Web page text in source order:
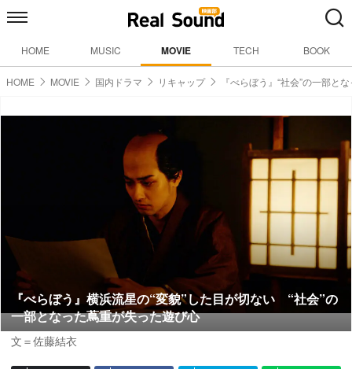
HOME MUSIC MOVIE TECH BOOK
HOME MOVIE 国内ドラマ リキャップ 『べらぼう』“社会”の一部と
『べらぼう』横浜流星の“変貌”した目が切ない “社会”の
一部となった蔦重が失った遊び心
文＝佐藤結衣